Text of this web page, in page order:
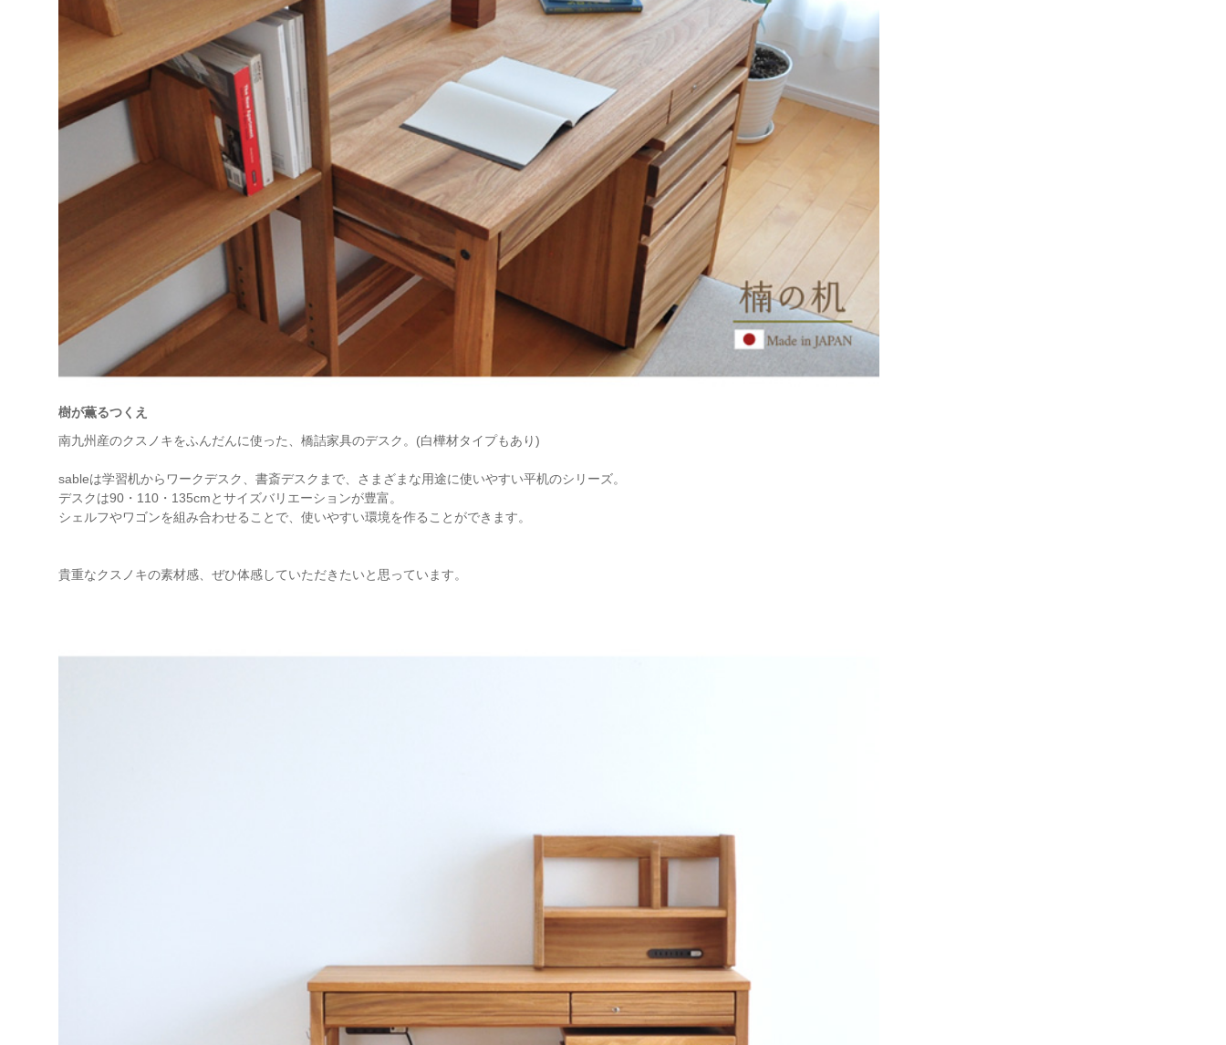
樹が薫るつくえ
南九州産のクスノキをふんだんに使った、橋詰家具のデスク。(白樺材タイプもあり)
sableは学習机からワークデスク、書斎デスクまで、さまざまな用途に使いやすい平机のシリーズ。
デスクは90・110・135cmとサイズバリエーションが豊富。
シェルフやワゴンを組み合わせることで、使いやすい環境を作ることができます。
貴重なクスノキの素材感、ぜひ体感していただきたいと思っています。